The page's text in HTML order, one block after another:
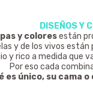
DISEÑOS Y
y coloresestán
y de los vivos están
y rico a medida que
Por eso cada
es único, su cama